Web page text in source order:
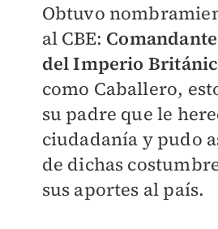
Obtuvo
al CBE:
del Imperio
como Caballero,
su padre que le
ciudadanía y pudo
de dichas
sus aportes al país.